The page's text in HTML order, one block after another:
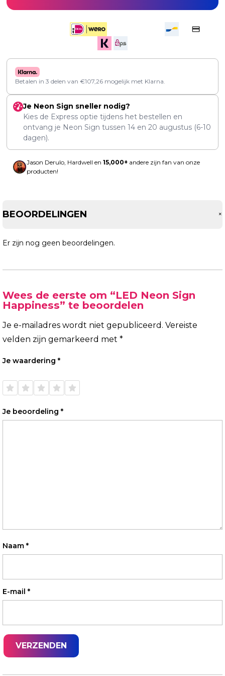
Betalen in 3 delen van €107,26 mogelijk met Klarna.
Je Neon Sign sneller nodig?
Kies de Express optie tijdens het bestellen en
ontvang je Neon Sign tussen 14 en 20 augustus (6-10
dagen).
Jason Derulo, Hardwell en 15,000+ andere zijn fan van onze
producten!
BEOORDELINGEN +
Er zijn nog geen beoordelingen.
Wees de eerste om “LED Neon Sign
Happiness” te beoordelen
Je e-mailadres wordt niet gepubliceerd. Vereiste
velden zijn gemarkeerd met *
Je waardering *
de 5
de 5
de 5
de 5
de 5
Je beoordeling *
Naam *
E-mail *